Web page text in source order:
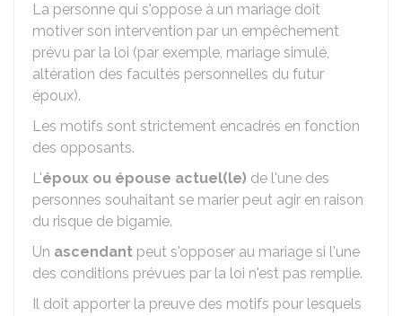
La personne qui s'oppose à un mariage doit
motiver son intervention par un empêchement
prévu par la loi (par exemple, mariage simulé,
altération des facultés personnelles du futur
époux).
Les motifs sont strictement encadrés en fonction
des opposants.
L'époux ou épouse actuel(le) de l'une des
personnes souhaitant se marier peut agir en raison
du risque de bigamie.
Un ascendant peut s'opposer au mariage si l'une
des conditions prévues par la loi n'est pas remplie.
Il doit apporter la preuve des motifs pour lesquels